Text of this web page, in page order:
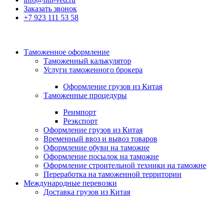
Заказать звонок
+7 923 111 53 58
Таможенное оформление
Таможенный калькулятор
Услуги таможенного брокера
Оформление грузов из Китая
Таможенные процедуры
Реимпорт
Реэкспорт
Оформление грузов из Китая
Временный ввоз и вывоз товаров
Оформление обуви на таможне
Оформление посылок на таможне
Оформление строительной техники на таможне
Переработка на таможенной территории
Международные перевозки
Доставка грузов из Китая